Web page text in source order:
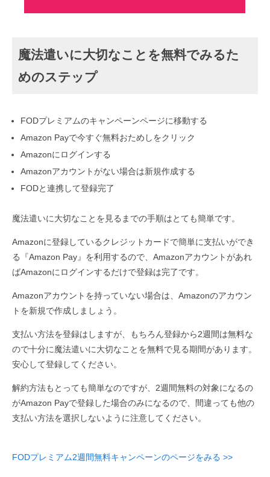
魔法遣いに大切なことを無料でみるた
めのステップ
FODプレミアムのキャンペーンページに移動する
Amazon Payで今すぐ無料おためしをクリック
Amazonにログインする
Amazonアカウントがない場合は新規作成する
FODと連携して登録完了
魔法遣いに大切なことを見るまでの手順はとても簡単です。
Amazonに登録しているクレジットカードで簡単に支払いができ
る『Amazon Pay』を利用するので、Amazonアカウントがあれ
ばAmazonにログインするだけで登録は完了です。
Amazonアカウントを持っていない場合は、Amazonのアカウン
トを新規で作成しましょう。
支払い方法を登録はしますが、もちろん登録から2週間は無料な
ので十分に魔法遣いに大切なことを無料で見る期間があります。
安心して登録してください。
解約方法もとっても簡単なのですが、2週間無料の対象になるの
がAmazon Payで登録した場合のみになるので、間違っても他の
支払い方法を選択しないように注意してください。
FODプレミアム2週間無料キャンペーンのページをみる >>